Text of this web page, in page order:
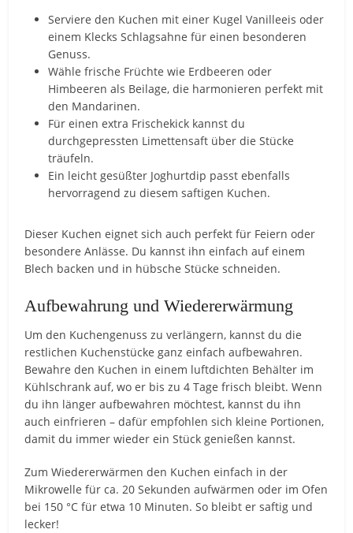
Serviere den Kuchen mit einer Kugel Vanilleeis oder
einem Klecks Schlagsahne für einen besonderen
Genuss.
Wähle frische Früchte wie Erdbeeren oder
Himbeeren als Beilage, die harmonieren perfekt mit
den Mandarinen.
Für einen extra Frischekick kannst du
durchgepressten Limettensaft über die Stücke
träufeln.
Ein leicht gesüßter Joghurtdip passt ebenfalls
hervorragend zu diesem saftigen Kuchen.
Dieser Kuchen eignet sich auch perfekt für Feiern oder
besondere Anlässe. Du kannst ihn einfach auf einem
Blech backen und in hübsche Stücke schneiden.
Aufbewahrung und Wiedererwärmung
Um den Kuchengenuss zu verlängern, kannst du die
restlichen Kuchenstücke ganz einfach aufbewahren.
Bewahre den Kuchen in einem luftdichten Behälter im
Kühlschrank auf, wo er bis zu 4 Tage frisch bleibt. Wenn
du ihn länger aufbewahren möchtest, kannst du ihn
auch einfrieren – dafür empfohlen sich kleine Portionen,
damit du immer wieder ein Stück genießen kannst.
Zum Wiedererwärmen den Kuchen einfach in der
Mikrowelle für ca. 20 Sekunden aufwärmen oder im Ofen
bei 150 °C für etwa 10 Minuten. So bleibt er saftig und
lecker!